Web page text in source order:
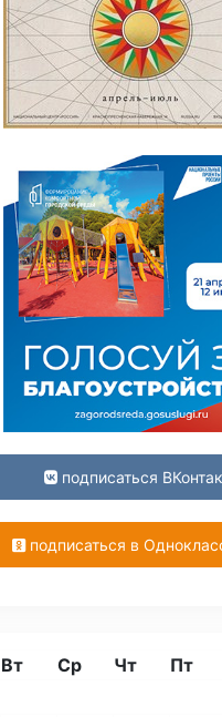
подписаться
подписаться в
Вт Ср Чт Пт